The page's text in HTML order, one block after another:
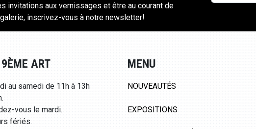
invitations aux vernissages et être au courant de
inscrivez-vous à notre newsletter!
ART
au samedi de 11h à 13h
vous le mardi.
fériés.
MENU
NOUVEAUTÉS
EXPOSITIONS